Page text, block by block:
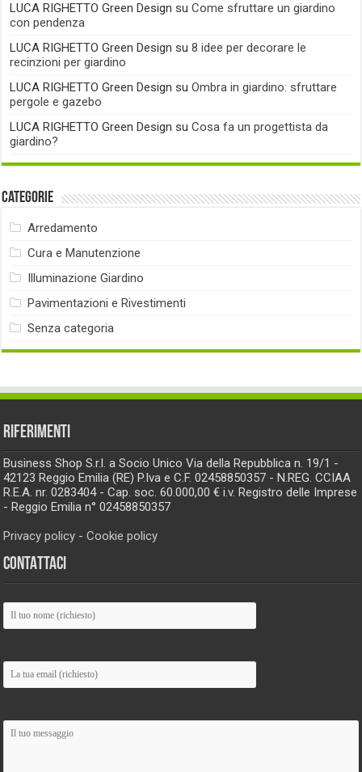
LUCA RIGHETTO Green Design suCome sfruttare un giardino
con pendenza
LUCA RIGHETTO Green Design su8 idee per decorare le
recinzioni per giardino
LUCA RIGHETTO Green Design suOmbra in giardino: sfruttare
pergole e gazebo
LUCA RIGHETTO Green Design suCosa fa un progettista da
giardino?
Categorie
Arredamento
Cura e Manutenzione
Illuminazione Giardino
Pavimentazioni e Rivestimenti
Senza categoria
RIFERIMENTI
Business Shop S.r.l. a Socio Unico Via della Repubblica n. 19/1 -
42123 Reggio Emilia (RE) P.Iva e C.F. 02458850357 - N.REG. CCIAA
R.E.A. nr. 0283404 - Cap. soc. 60.000,00 € i.v. Registro delle Imprese
- Reggio Emilia n° 02458850357
Privacy policy -Cookie policy
CONTATTACI